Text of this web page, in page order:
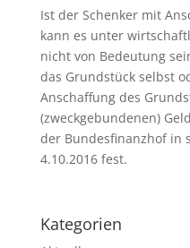
Ist der Schenker mit
kann es unter
nicht von Bedeutung
das Grundstück selbst
Anschaffung des
(zweckgebundenen)
der Bundesfinanzhof in
4.10.2016 fest.
Kategorien